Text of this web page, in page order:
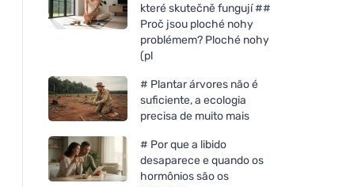
Bombus Raw energy
Banana&coconut 50g
Henné Color Molho
fino 90ml Bordeaux
které skutečně fungují ##
Proč jsou ploché nohy
problémem? Ploché nohy
(pl
# Plantar árvores não é
suficiente, a ecologia
precisa de muito mais
# Por que a libido
desaparece e quando os
hormônios são os